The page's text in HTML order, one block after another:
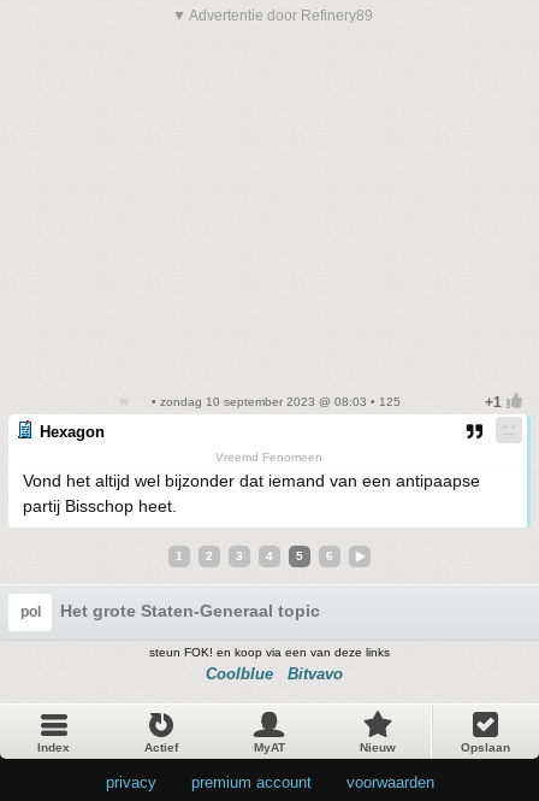
▼ Advertentie door Refinery89
• zondag 10 september 2023 @ 08:03 • 125
Hexagon
Vreemd Fenomeen
Vond het altijd wel bijzonder dat iemand van een antipaapse
partij Bisschop heet.
1 2 3 4 5 6
pol Het grote Staten-Generaal topic
steun FOK! en koop via een van deze links
Coolblue Bitvavo
Index Actief MyAT Nieuw Opslaan
privacy premium account voorwaarden